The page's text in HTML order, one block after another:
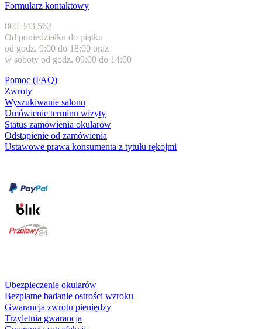
Formularz kontaktowy
800 343 562
Od poniedziałku do piątku
od godz. 9:00 do 18:00 oraz
w soboty od godz. 09:00 do 14:00
Pomoc (FAQ)
Zwroty
Wyszukiwanie salonu
Umówienie terminu wizyty
Status zamówienia okularów
Odstąpienie od zamówienia
Ustawowe prawa konsumenta z tytułu rękojmi
Ubezpieczenie okularów
Bezpłatne badanie ostrości wzroku
Gwarancja zwrotu pieniędzy
Trzyletnia gwarancja